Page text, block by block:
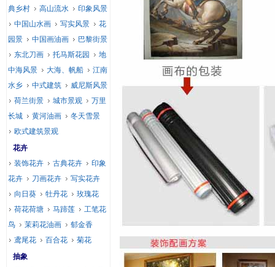
典乡村
高山流水
印象风景
中国山水画
写实风景
花
园景
中国画油画
巴黎街景
东北刀画
托马斯花园
地
中海风景
大海、帆船
江南
水乡
中式建筑
威尼斯风景
荷兰街景
城市景观
万里
长城
黄河油画
冬天雪景
欧式建筑景观
花卉
装饰花卉
古典花卉
印象
花卉
刀画花卉
写实花卉
向日葵
牡丹花
玫瑰花
荷花荷塘
马蹄莲
工笔花
鸟
茉莉花油画
郁金香
鸢尾花
百合花
菊花
抽象